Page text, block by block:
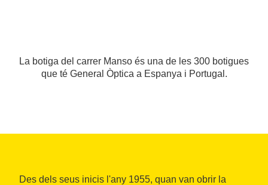
La botiga del carrer Manso és una de les 300 botigues
que té General Òptica a Espanya i Portugal.
Des dels seus inicis l'any 1955, quan van obrir la